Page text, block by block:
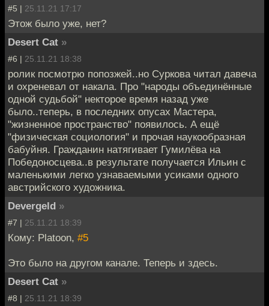
#5 | 25.11.21 17:17
Этож было уже, нет?
Desert Cat »
#6 | 25.11.21 18:38
ролик посмотрю попозжей..но Суркова читал давеча
и охреневал от накала. Про "народы объединённые
одной судьбой" некторое время назад уже
было..теперь, в последних опусах Мастера,
"жизненное пространство" появилось. А ещё
"физическая социология" и прочая наукообразная
бабуйня. Гражданин натягивает Гумилёва на
Победоносцева..в результате получается Ильин с
маленькими легко узнаваемыми усиками одного
австрийского художника.
Devergeld »
#7 | 25.11.21 18:39
Кому: Platoon, #5
Это было на другом канале. Теперь и здесь.
Desert Cat »
#8 | 25.11.21 18:39